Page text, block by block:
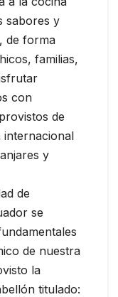
sabores y
de forma
familias,
con
de
internacional
y
de
se
de nuestra
la
titulado: